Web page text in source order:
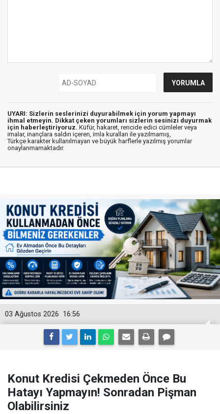
UYARI: Sizlerin seslerinizi duyurabilmek için yorum yapmayı
ihmal etmeyin. Dikkat çeken yorumları sizlerin sesinizi duyurmak
için haberleştiriyoruz. Küfür, hakaret, rencide edici cümleler veya
imalar, inançlara saldırı içeren, imla kuralları ile yazılmamış,
Türkçe karakter kullanılmayan ve büyük harflerle yazılmış yorumlar
onaylanmamaktadır.
16:56
03 Ağustos 2026
Konut Kredisi Çekmeden Önce Bu
Hatayı Yapmayın! Sonradan Pişman
Olabilirsiniz